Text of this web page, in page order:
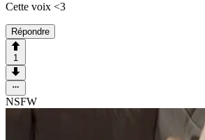
Cette voix <3
Répondre
1
NSFW